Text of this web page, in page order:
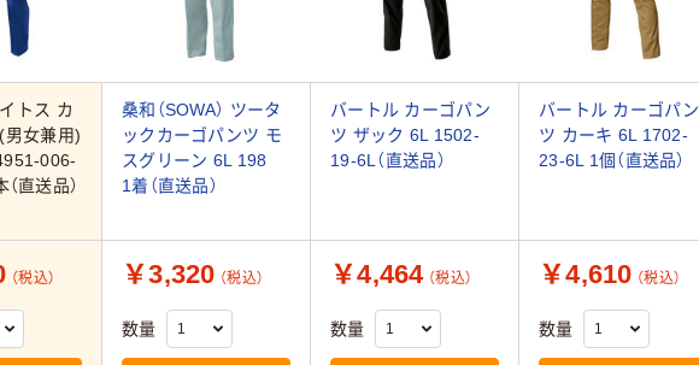
トス カ
男女兼用)
006-
直送品）
桑和（SOWA） ツータ
ックカーゴパンツ モ
スグリーン 6L 198
1着（直送品）
バートル カーゴパン
ツ ザック 6L 1502-
19-6L（直送品）
バートル カーゴパン
ツ カーキ 6L 1702-
23-6L 1個（直送品）
（税込） ￥3,320 （税込）
数量
￥4,464 （税込）
数量
￥4,610 （税込）
数量